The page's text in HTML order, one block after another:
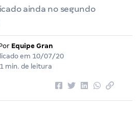
ainda no segundo
Equipe Gran
em 10/07/20
1 min. de leitura